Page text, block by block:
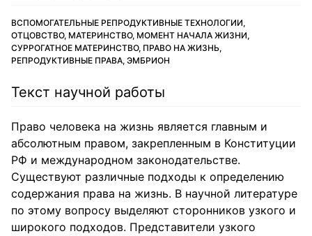
ВСПОМОГАТЕЛЬНЫЕ РЕПРОДУКТИВНЫЕ ТЕХНОЛОГИИ,
ОТЦОВСТВО, МАТЕРИНСТВО, МОМЕНТ НАЧАЛА ЖИЗНИ,
СУРРОГАТНОЕ МАТЕРИНСТВО, ПРАВО НА ЖИЗНЬ,
РЕПРОДУКТИВНЫЕ ПРАВА, ЭМБРИОН
Текст научной работы
Право человека на жизнь является главным и
абсолютным правом, закрепленным в Конституции
РФ и международном законодательстве.
Существуют различные подходы к определению
содержания права на жизнь. В научной литературе
по этому вопросу выделяют сторонников узкого и
широкого подходов. Представители узкого